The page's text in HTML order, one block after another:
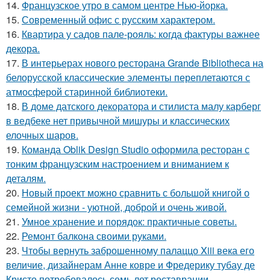
14. Французское утро в самом центре Нью-йорка.
15. Современный офис с русским характером.
16. Квартира у садов пале-рояль: когда фактуры важнее
декора.
17. В интерьерах нового ресторана Grande Bibliotheca на
белорусской классические элементы переплетаются с
атмосферой старинной библиотеки.
18. В доме датского декоратора и стилиста малу карберг
в ведбеке нет привычной мишуры и классических
елочных шаров.
19. Команда Oblik Design Studio оформила ресторан с
тонким французским настроением и вниманием к
деталям.
20. Новый проект можно сравнить с большой книгой о
семейной жизни - уютной, доброй и очень живой.
21. Умное хранение и порядок: практичные советы.
22. Ремонт балкона своими руками.
23. Чтобы вернуть заброшенному палаццо Xiii века его
величие, дизайнерам Анне ковре и Фредерику тубау де